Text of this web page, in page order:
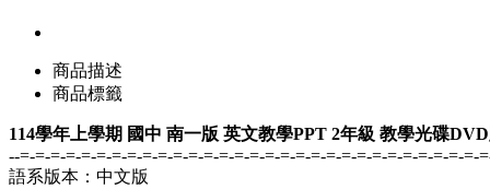
商品描述
商品標籤
114學年上學期 國中 南一版 英文教學PPT 2年級 教學光碟
--=-=-=-=-=-=-=-=-=-=-=-=-=-=-=-=-=-=-=-=-=-=-=-=-=-=-=-=-=-=-
語系版本：中文版